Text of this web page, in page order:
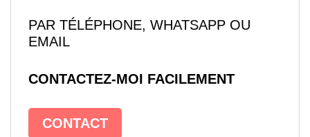
PAR TÉLÉPHONE, WHATSAPP OU
EMAIL
CONTACTEZ-MOI FACILEMENT
CONTACT